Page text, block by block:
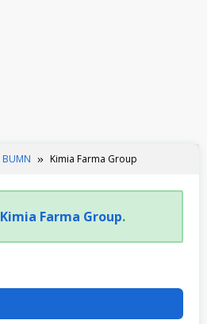
BUMN Kimia Farma Group
Kimia Farma Group.